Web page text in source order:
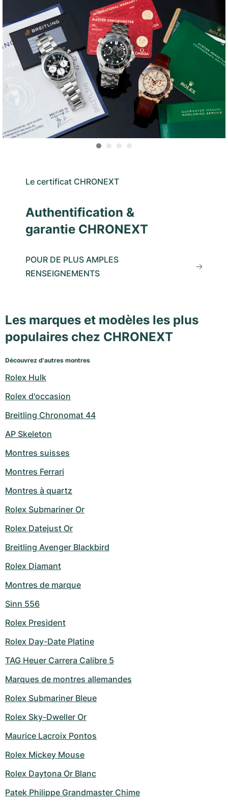
Le certificat CHRONEXT
Authentification &
garantie CHRONEXT
POUR DE PLUS AMPLES
RENSEIGNEMENTS
Les marques et modèles les plus
populaires chez CHRONEXT
Découvrez d'autres montres
Rolex Hulk
Rolex d'occasion
Breitling Chronomat 44
AP Skeleton
Montres suisses
Montres Ferrari
Montres à quartz
Rolex Submariner Or
Rolex Datejust Or
Breitling Avenger Blackbird
Rolex Diamant
Montres de marque
Sinn 556
Rolex President
Rolex Day-Date Platine
TAG Heuer Carrera Calibre 5
Marques de montres allemandes
Rolex Submariner Bleue
Rolex Sky-Dweller Or
Maurice Lacroix Pontos
Rolex Mickey Mouse
Rolex Daytona Or Blanc
Patek Philippe Grandmaster Chime